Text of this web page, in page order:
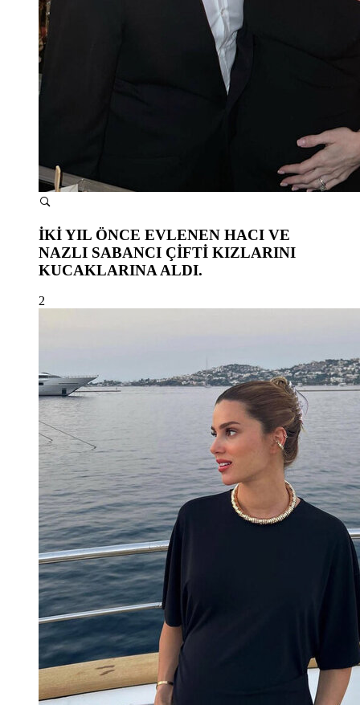
İKİ YIL ÖNCE EVLENEN HACI VE
NAZLI SABANCI ÇİFTİ KIZLARINI
KUCAKLARINA ALDI.
2